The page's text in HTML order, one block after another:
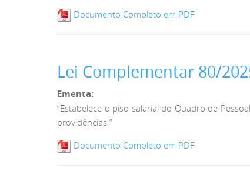
Documento Completo em PDF
Lei Complementar 80/
Ementa:
“Estabelece o piso salarial do Quadro de
providências.”
Documento Completo em PDF